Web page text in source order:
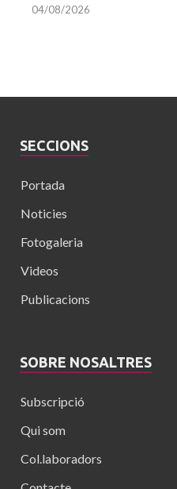
04/08/2026
SECCIONS
Portada
Noticies
Fotogaleria
Videos
Publicacions
SOBRE NOSALTRES
Subscripció
Qui som
Col.laboradors